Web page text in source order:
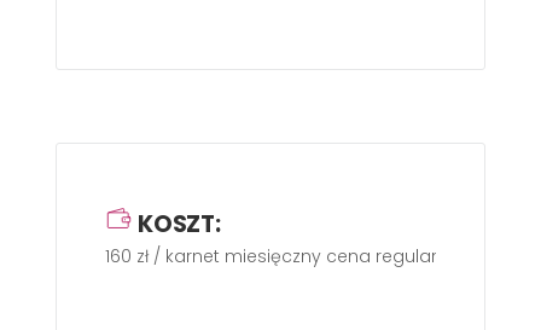
KOSZT:
160 zł / karnet miesięczny cena regularna przy 4